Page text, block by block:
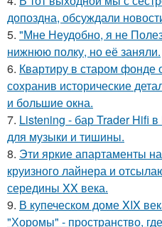
допоздна, обсуждали
5. "Мне Неудобно, я не
нижнюю полку, но её заняли.
6. Квартиру в старом фонде
сохранив исторические
и большие окна.
7. Listening - бар Trader Hifi
для музыки и тишины.
8. Эти яркие апартаменты
круизного лайнера и
середины XX века.
9. В купеческом доме XIX
"Хоромы" - пространство,